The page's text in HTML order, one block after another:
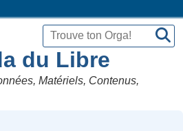
du Libre
Matériels, Contenus,